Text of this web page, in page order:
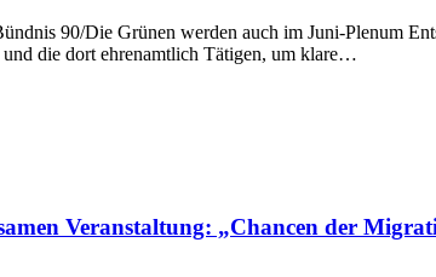
90/Die Grünen werden auch im Juni-Plenum
die dort ehrenamtlich Tätigen, um klare…
Veranstaltung: „Chancen der